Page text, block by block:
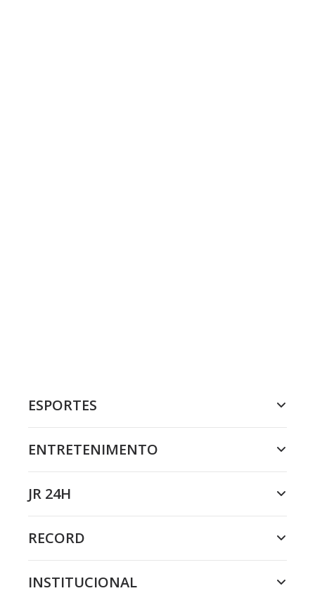
ESPORTES
ENTRETENIMENTO
JR 24H
RECORD
INSTITUCIONAL